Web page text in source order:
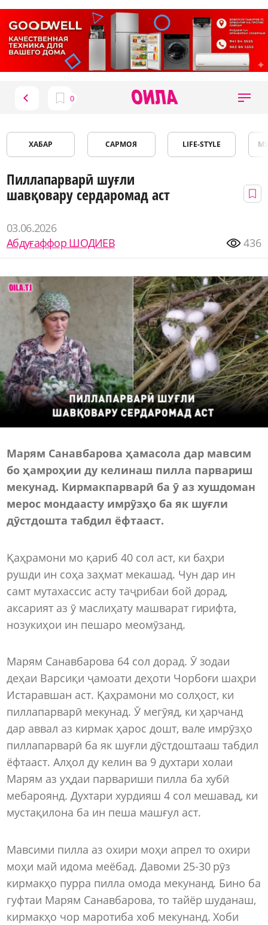
ХАБАР САРМОЯ LIFE-STYLE
Пиллапарварӣ шуғли
шавқовару сердаромад аст
03.06.2026
Абдуғаффор ШОДИЕВ
436
Марям Санавбарова ҳамасола дар мавсим
бо ҳамроҳии ду келинаш пилла парвариш
мекунад. Кирмакпарварӣ ба ӯ аз хушдоман
мерос мондаасту имрӯзҳо ба як шуғли
дӯстдошта табдил ёфтааст.
Қаҳрамони мо қариб 40 сол аст, ки баҳри
рушди ин соҳа заҳмат мекашад. Чун дар ин
самт мутахассис асту таҷрибаи бой дорад,
аксарият аз ӯ маслиҳату машварат гирифта,
нозукиҳои ин пешаро меомӯзанд.
Марям Санавбарова 64 сол дорад. Ӯ зодаи
деҳаи Варсиқи ҷамоати деҳоти Чорбоғи шаҳри
Истаравшан аст. Қаҳрамони мо солҳост, ки
пиллапарварӣ мекунад. Ӯ мегӯяд, ки ҳарчанд
дар аввал аз кирмак ҳарос дошт, вале имрӯзҳо
пиллапарварӣ ба як шуғли дӯстдоштааш табдил
ёфтааст. Алҳол ду келин ва 9 духтари холаи
Марям аз уҳдаи парвариши пилла ба хубӣ
мебароянд. Духтари хурдияш 4 сол мешавад, ки
мустақилона ба ин пеша машғул аст.
Мавсими пилла аз охири моҳи апрел то охири
моҳи май идома меёбад. Давоми 25-30 рӯз
кирмакҳо пурра пилла омода мекунанд. Бино ба
гуфтаи Марям Санавбарова, то тайёр шуданаш,
кирмакҳо чор маротиба хоб мекунанд. Хоби